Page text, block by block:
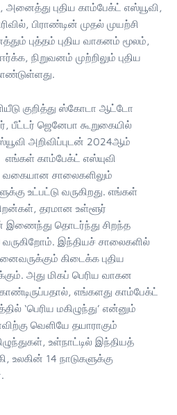
அனைத்து புதிய காம்பேக்ட் எஸ்யூவி,
பிராண்டின் முதல் முயற்சி
புத்தம் புதிய வாகனம் மூலம்,
நிறுவனம் முற்றிலும் புதிய
குறித்து ஸ்கோடா ஆட்டோ
பீட்டர் ஜெனேபா கூறுகையில்
அறிவிப்புடன் 2024ஆம்
காம்பேக்ட் எஸ்யுவி
சாலைகளிலும்
உட்பட்டு வருகிறது. எங்கள்
தரமான உள்ளூர்
இணைந்து தொடர்ந்து சிறந்த
இந்தியச் சாலைகளில்
கிடைக்க புதிய
அது மிகப் பெரிய வாகன
எங்களது காம்பேக்ட்
‘பெரிய மகிழுந்து’ என்னும்
வெளியே தயாராகும்
உள்நாட்டில் இந்தியத்
உலகின் 14 நாடுகளுக்கு